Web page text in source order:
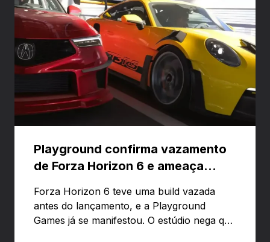
Playground confirma vazamento
de Forza Horizon 6 e ameaça
Forza Horizon 6 teve uma build vazada
antes do lançamento, e a Playground
Games já se manifestou. O estúdio nega que